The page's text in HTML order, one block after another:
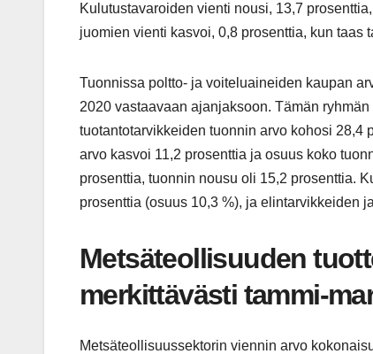
Kulutustavaroiden vienti nousi, 13,7
juomien vienti kasvoi, 0,8 prosenttia, kun taas
Tuonnissa poltto- ja voiteluaineiden kaupan
2020 vastaavaan ajanjaksoon. Tämän
tuotantotarvikkeiden tuonnin arvo kohosi 28,4
arvo kasvoi 11,2 prosenttia ja osuus koko
prosenttia, tuonnin nousu oli 15,2 prosenttia.
prosenttia (osuus 10,3 %), ja elintarvikkeiden
Metsäteollisuuden
merkittävästi tammi-
Metsäteollisuussektorin viennin arvo